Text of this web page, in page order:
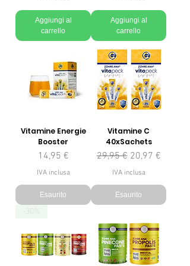
Aggiungi al
carrello
Aggiungi al
carrello
Vitamine Energie
Booster
Prezzo
14,95 €
IVA inclusa
Esaurito
Vitamine C
40xSachets
Prezzo regolare
29,95 € Prezzo scontato
20,97 €
IVA inclusa
Esaurito